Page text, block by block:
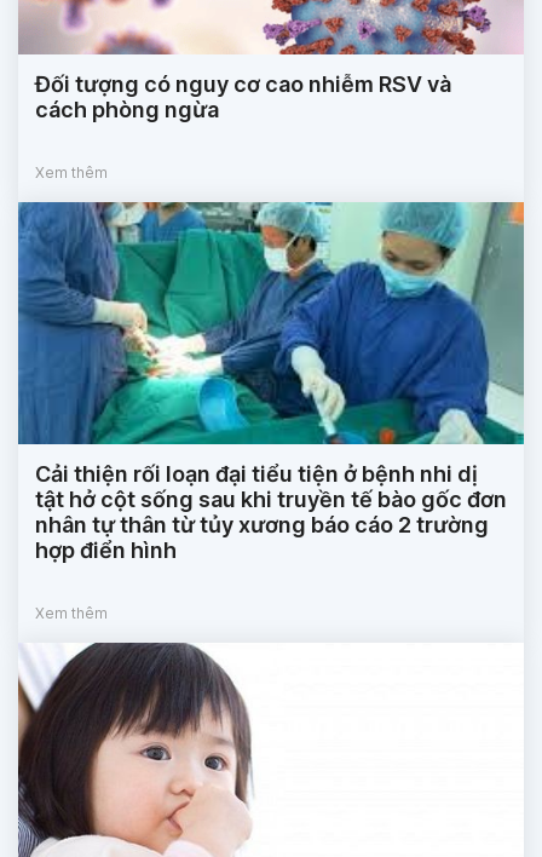
Đối tượng có nguy cơ cao nhiễm RSV và
cách phòng ngừa
Xem thêm
Cải thiện rối loạn đại tiểu tiện ở bệnh nhi dị
tật hở cột sống sau khi truyền tế bào gốc đơn
nhân tự thân từ tủy xương báo cáo 2 trường
hợp điển hình
Xem thêm